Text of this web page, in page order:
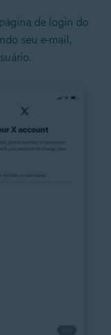
de login do
seu e-mail,